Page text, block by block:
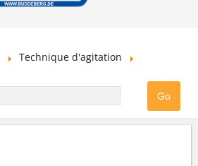
Technique d'agitation